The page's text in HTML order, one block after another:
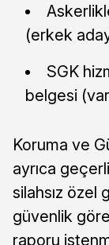
(erkek
SGK
belgesi
Koruma ve
ayrıca
silahsız özel
güvenlik
raporu